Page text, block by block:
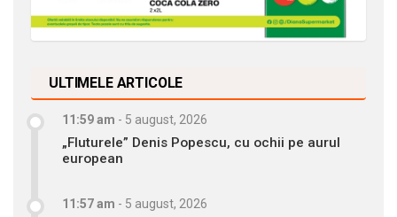
ULTIMELE ARTICOLE
11:59 am - 5 august, 2026
„Fluturele” Denis Popescu, cu ochii pe aurul
european
11:57 am - 5 august, 2026